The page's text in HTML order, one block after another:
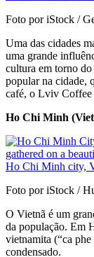
Foto por iStock /
Uma das cidades
uma grande
cultura em torno
popular na cidade,
café, o Lviv Coffee
Ho Chi Minh
Foto por iStock /
O Vietnã é um
da população. Em
vietnamita (“ca
condensado.